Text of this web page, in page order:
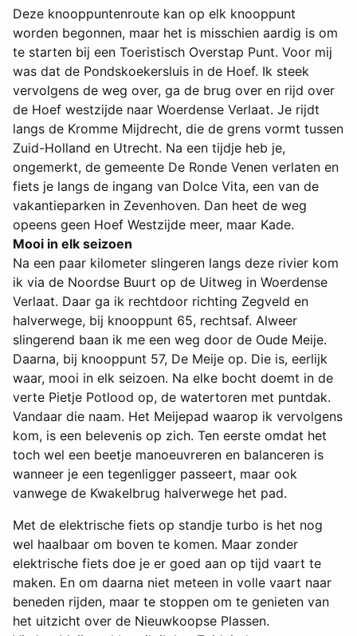
Deze knooppuntenroute kan op elk knooppunt
worden begonnen, maar het is misschien aardig is om
te starten bij een Toeristisch Overstap Punt. Voor mij
was dat de Pondskoekersluis in de Hoef. Ik steek
vervolgens de weg over, ga de brug over en rijd over
de Hoef westzijde naar Woerdense Verlaat. Je rijdt
langs de Kromme Mijdrecht, die de grens vormt tussen
Zuid-Holland en Utrecht. Na een tijdje heb je,
ongemerkt, de gemeente De Ronde Venen verlaten en
fiets je langs de ingang van Dolce Vita, een van de
vakantieparken in Zevenhoven. Dan heet de weg
opeens geen Hoef Westzijde meer, maar Kade.
Mooi in elk seizoen
Na een paar kilometer slingeren langs deze rivier kom
ik via de Noordse Buurt op de Uitweg in Woerdense
Verlaat. Daar ga ik rechtdoor richting Zegveld en
halverwege, bij knooppunt 65, rechtsaf. Alweer
slingerend baan ik me een weg door de Oude Meije.
Daarna, bij knooppunt 57, De Meije op. Die is, eerlijk
waar, mooi in elk seizoen. Na elke bocht doemt in de
verte Pietje Potlood op, de watertoren met puntdak.
Vandaar die naam. Het Meijepad waarop ik vervolgens
kom, is een belevenis op zich. Ten eerste omdat het
toch wel een beetje manoeuvreren en balanceren is
wanneer je een tegenligger passeert, maar ook
vanwege de Kwakelbrug halverwege het pad.
Met de elektrische fiets op standje turbo is het nog
wel haalbaar om boven te komen. Maar zonder
elektrische fiets doe je er goed aan op tijd vaart te
maken. En om daarna niet meteen in volle vaart naar
beneden rijden, maar te stoppen om te genieten van
het uitzicht over de Nieuwkoopse Plassen.